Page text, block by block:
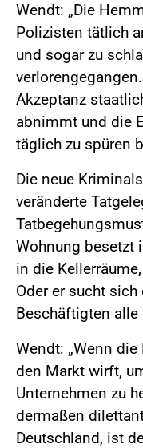
Wendt: „Die
Polizisten tätlich
und sogar zu
Akzeptanz
abnimmt und die
täglich zu spüren
Die neue
veränderte
Wohnung besetzt
in die
Oder er sucht
Beschäftigten
Wendt: „Wenn
den Markt wirft,
Unternehmen zu
dermaßen
Deutschland, ist